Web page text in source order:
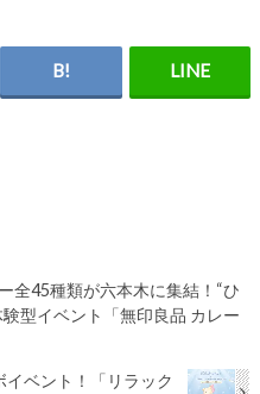
全45種類が六本木に集結！“ひ
型イベント「無印良品 カレー
イベント！「リラック